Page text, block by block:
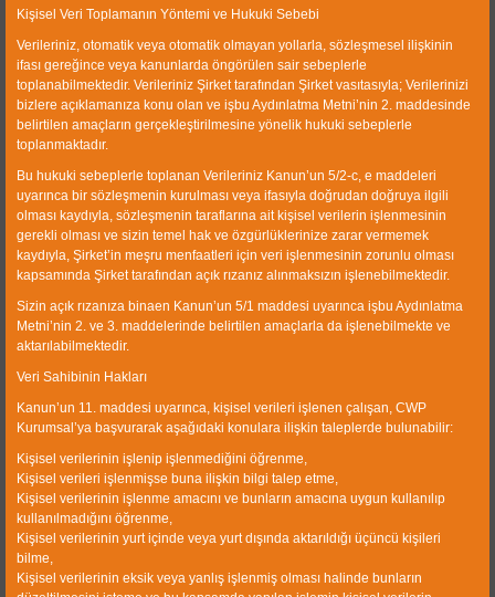
Ltd. Co. was established in 1990 and is operating in
Izmir Ataturk Industrial Zone with a closed production
area of 10000 sqm. Our main business is the plant and
equipment engineering.
Quick Link
Corporate
Products
References
Human Resources
Contact information
Sasalı Merkez mahallesi 66 Sokak
No 3, PK.35620,Çiğli/İZMİR-
TÜRKİYE
Kişisel Veri Toplamanın Yöntemi ve Hukuki Sebebi
Verileriniz, otomatik veya otomatik olmayan yollarla, sözleşmesel ilişkinin
ifası gereğince veya kanunlarda öngörülen sair sebeplerle
toplanabilmektedir. Verileriniz Şirket tarafından Şirket vasıtasıyla; Verilerinizi
bizlere açıklamanıza konu olan ve işbu Aydınlatma Metni’nin 2. maddesinde
belirtilen amaçların gerçekleştirilmesine yönelik hukuki sebeplerle
toplanmaktadır.
Bu hukuki sebeplerle toplanan Verileriniz Kanun’un 5/2-c, e maddeleri
uyarınca bir sözleşmenin kurulması veya ifasıyla doğrudan doğruya ilgili
olması kaydıyla, sözleşmenin taraflarına ait kişisel verilerin işlenmesinin
gerekli olması ve sizin temel hak ve özgürlüklerinize zarar vermemek
kaydıyla, Şirket’in meşru menfaatleri için veri işlenmesinin zorunlu olması
kapsamında Şirket tarafından açık rızanız alınmaksızın işlenebilmektedir.
Sizin açık rızanıza binaen Kanun’un 5/1 maddesi uyarınca işbu Aydınlatma
Metni’nin 2. ve 3. maddelerinde belirtilen amaçlarla da işlenebilmekte ve
aktarılabilmektedir.
Veri Sahibinin Hakları
Kanun’un 11. maddesi uyarınca, kişisel verileri işlenen çalışan, CWP
Kurumsal’ya başvurarak aşağıdaki konulara ilişkin taleplerde bulunabilir:
Kişisel verilerinin işlenip işlenmediğini öğrenme,
Kişisel verileri işlenmişse buna ilişkin bilgi talep etme,
Kişisel verilerinin işlenme amacını ve bunların amacına uygun kullanılıp
kullanılmadığını öğrenme,
Kişisel verilerinin yurt içinde veya yurt dışında aktarıldığı üçüncü kişileri
bilme,
Kişisel verilerinin eksik veya yanlış işlenmiş olması halinde bunların